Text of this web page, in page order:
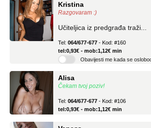
Razgovaram :)
tel:0,93€ - mob:1,12€ min
Obavijesti me kada se oslobodi
Čekam tvoj poziv!
tel:0,93€ - mob:1,12€ min